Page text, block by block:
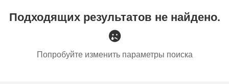
Подходящих результатов не найдено.
Попробуйте изменить параметры поиска